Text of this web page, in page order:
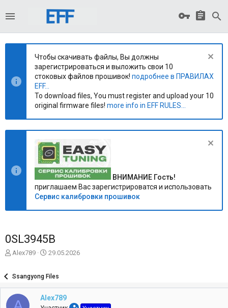
Чтобы скачивать файлы, Вы должны
зарегистрироваться и выложить свои 10
стоковых файлов прошивок! подробнее в ПРАВИЛАХ
EFF...
To download files, You must register and upload your 10
original firmware files! more info in EFF RULES...
ВНИМАНИЕ Гость!
приглашаем Вас зарегистрироватся и использовать
Сервис калибровки прошивок
0SL3945B
А
о
р
Alex789
Д
а
н
а
29.05.2026
Ssangyong Files
Alex789